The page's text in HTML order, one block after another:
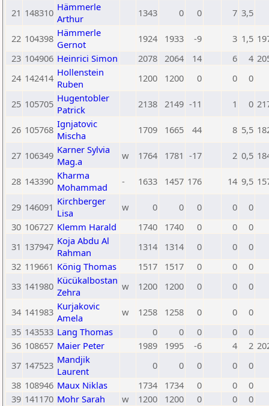
21 148310 Hämmerle
Arthur
1343 0 0 7 3,5
22 104398 Hämmerle
Gernot
1924 1933 -9 3 1,5
23 104906 Heinrici Simon 2078 2064 14 6 4
24 142414 Hollenstein
Ruben
1200 1200 0 0 0
25 105705 Hugentobler
Patrick
2138 2149 -11 1 0
26 105768 Ignjatovic
Mischa
1709 1665 44 8 5,5
27 106349 Karner Sylvia
Mag.a
w 1764 1781 -17 2 0,5
28 143390 Kharma
Mohammad
- 1633 1457 176 14 9,5
29 146091 Kirchberger
Lisa
w 0 0 0 0
0
30 106727 Klemm Harald 1740 1740 0 0
0
31 137947 Koja Abdu Al
Rahman
1314 1314 0 0
0
32 119661 König Thomas 1517 1517 0 0
0
33 141980 Kücükalbostan
Zehra
w 1200 1200 0 0 0
34 141983 Kurjakovic
Amela
w 1258 1258 0 0
0
35 143533 Lang Thomas 0 0 0 0
0
36 108657 Maier Peter 1989 1995 -6 4 2
37 147523 Mandjik
Laurent
0 0 0 0
0
38 108946 Maux Niklas 1734 1734 0 0
0
39 141170 Mohr Sarah w 1200 1200 0 0
0